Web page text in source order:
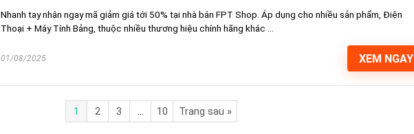
Nhanh tay nhận ngay mã giảm giá tới 50% tại nhà bán FPT Shop. Áp dụng cho nhiều sản phẩm, Điện
Thoại + Máy Tính Bảng, thuộc nhiều thương hiệu chính hãng khác ...
01/08/2025 XEM NGAY
1 2 3 … 10 Trang sau »